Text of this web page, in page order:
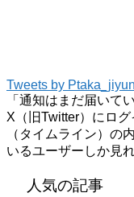
Tweets by Ptaka_jiyun
「通知はまだ届いて
X（旧Twitter）にロ
（タイムライン）の
いるユーザーしか見
人気の記事